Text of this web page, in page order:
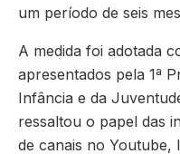
um período de seis
A medida foi adotada
apresentados pela 1ª
Infância e da
ressaltou o papel das
de canais no Youtube,